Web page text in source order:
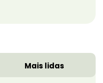
Mais lidas